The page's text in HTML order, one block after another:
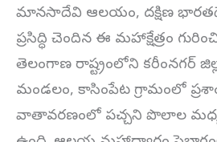
మానసాదేవి ఆలయం, దక్షిణ
ప్రసిద్ధి చెందిన ఈ మహాక్షేత్రం
తెలంగాణ రాష్ట్రంలోని కరీంనగర్
మండలం, కాసింపేట గ్రామంలో
వాతావరణంలో పచ్చని పొలాల